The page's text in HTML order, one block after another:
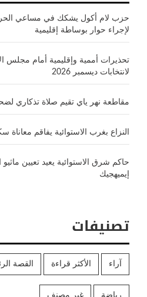
حزب لام أكول يشكك في مساعي الحركة
لإجراء حوار بوساطة إقليمية
تحذيرات أممية وإقليمية أمام مجلس
لانتخابات ديسمبر 2026
مقاطعة نهر ياي تقيم صلاة تذكاري
النزاع بغرب الاستوائية يفاقم
حاكم شرق الاستوائية يعيد تعيين ماثيو
إيميهجيك
تصنيفات
آراء الأكثر قراءة القصة